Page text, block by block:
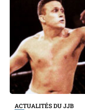
ACTUALITÉS DU JJB